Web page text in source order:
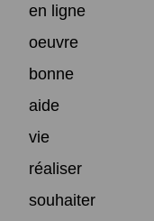
en ligne
oeuvre
bonne
aide
vie
réaliser
souhaiter